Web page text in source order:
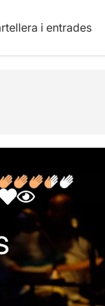
i entrades
i vídeos